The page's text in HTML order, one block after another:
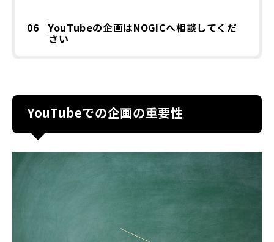
YouTubeの企画はNOGICへ相談してくだ
さい
YouTubeでの企画の重要性